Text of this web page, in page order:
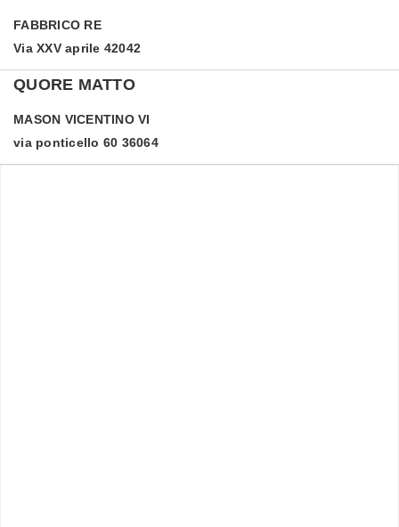
FABBRICO RE
Via XXV aprile 42042
QUORE MATTO
MASON VICENTINO VI
via ponticello 60 36064